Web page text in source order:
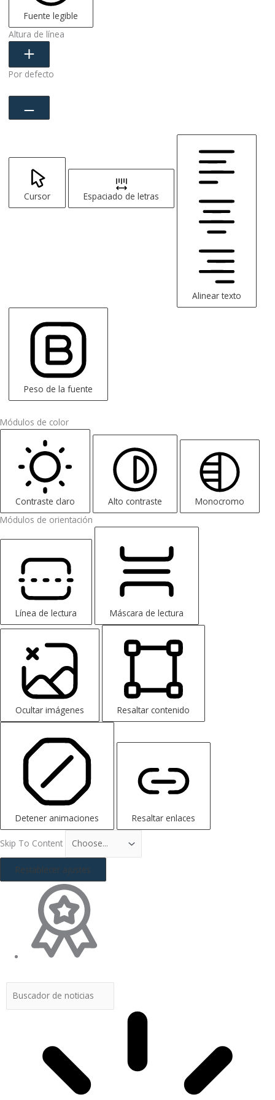
Fuente legible
Altura de línea
Por defecto
Cursor Espaciado de letras
Alinear texto
Peso de la fuente
Módulos de color
Contraste claro Alto contraste
Monocromo
Módulos de orientación
Línea de lectura Máscara de lectura
Ocultar imágenes Resaltar contenido
Detener animaciones Resaltar enlaces
Skip To Content
Restablecer ajustes